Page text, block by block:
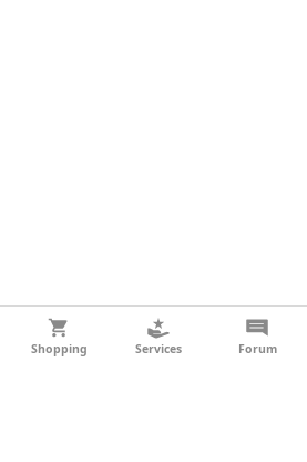
Shopping Services Forum